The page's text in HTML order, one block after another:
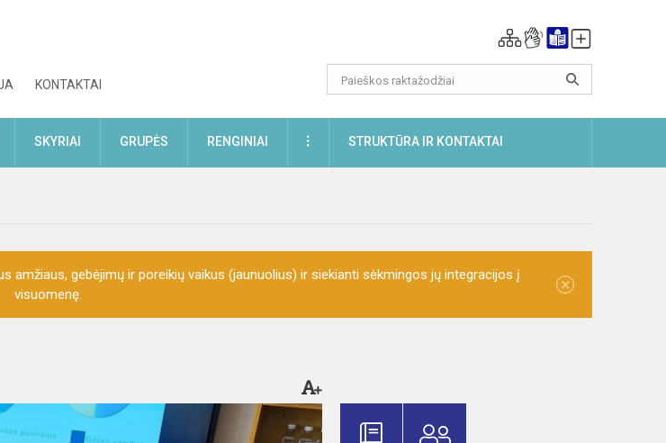
KONTAKTAI
SKYRIAI GRUPĖS RENGINIAI DAUGIAUSTRUKTŪRA IR KONTAKTAI
amžiaus, gebėjimų ir poreikių vaikus (jaunuolius) ir siekianti sėkmingos jų integracijos į
visuomenę.
×